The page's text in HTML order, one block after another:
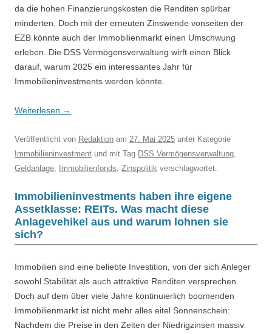
da die hohen Finanzierungskosten die Renditen spürbar
minderten. Doch mit der erneuten Zinswende vonseiten der
EZB könnte auch der Immobilienmarkt einen Umschwung
erleben. Die DSS Vermögensverwaltung wirft einen Blick
darauf, warum 2025 ein interessantes Jahr für
Immobilieninvestments werden könnte.
Weiterlesen →
Veröffentlicht von Redaktion am 27. Mai 2025 unter Kategorie
Immobilieninvestment und mit Tag DSS Vermögensverwaltung,
Geldanlage, Immobilienfonds, Zinspolitik verschlagwortet.
Immobilieninvestments haben ihre eigene
Assetklasse: REITs. Was macht diese
Anlagevehikel aus und warum lohnen sie
sich?
Immobilien sind eine beliebte Investition, von der sich Anleger
sowohl Stabilität als auch attraktive Renditen versprechen.
Doch auf dem über viele Jahre kontinuierlich boomenden
Immobilienmarkt ist nicht mehr alles eitel Sonnenschein:
Nachdem die Preise in den Zeiten der Niedrigzinsen massiv